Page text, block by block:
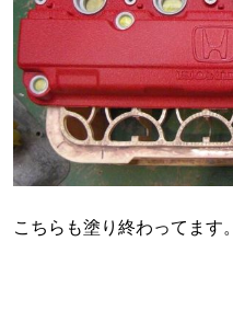
こちらも塗り終わってます。